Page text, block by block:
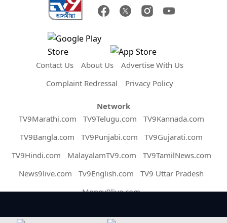
Contact Us About Us
Advertise With Us
Complaint Redressal
Privacy Policy
Network
TV9Marathi.com
TV9Telugu.com
TV9Kannada.com
TV9Bangla.com
TV9Punjabi.com
TV9Gujarati.com
TV9Hindi.com
MalayalamTV9.com
TV9TamilNews.com
News9live.com
Tv9English.com
TV9 Uttar Pradesh
Money9live.com